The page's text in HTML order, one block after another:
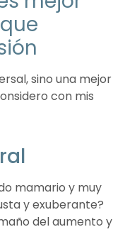
sino una mejor
con mis
mamario y muy
y exuberante?
del aumento y